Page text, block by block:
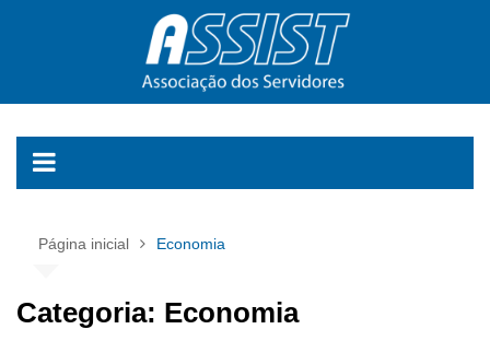
Página inicial Economia
Categoria: Economia